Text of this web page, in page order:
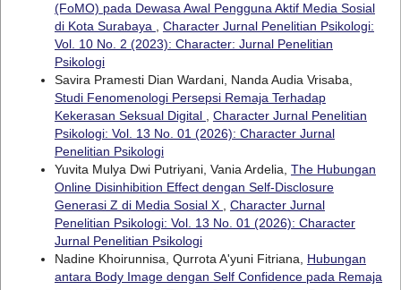
(FoMO) pada Dewasa Awal Pengguna Aktif Media Sosial
di Kota Surabaya , Character Jurnal Penelitian Psikologi:
Vol. 10 No. 2 (2023): Character: Jurnal Penelitian
Psikologi
Savira Pramesti Dian Wardani, Nanda Audia Vrisaba,
Studi Fenomenologi Persepsi Remaja Terhadap
Kekerasan Seksual Digital , Character Jurnal Penelitian
Psikologi: Vol. 13 No. 01 (2026): Character Jurnal
Penelitian Psikologi
Yuvita Mulya Dwi Putriyani, Vania Ardelia, The Hubungan
Online Disinhibition Effect dengan Self-Disclosure
Generasi Z di Media Sosial X , Character Jurnal
Penelitian Psikologi: Vol. 13 No. 01 (2026): Character
Jurnal Penelitian Psikologi
Nadine Khoirunnisa, Qurrota A'yuni Fitriana, Hubungan
antara Body Image dengan Self Confidence pada Remaja